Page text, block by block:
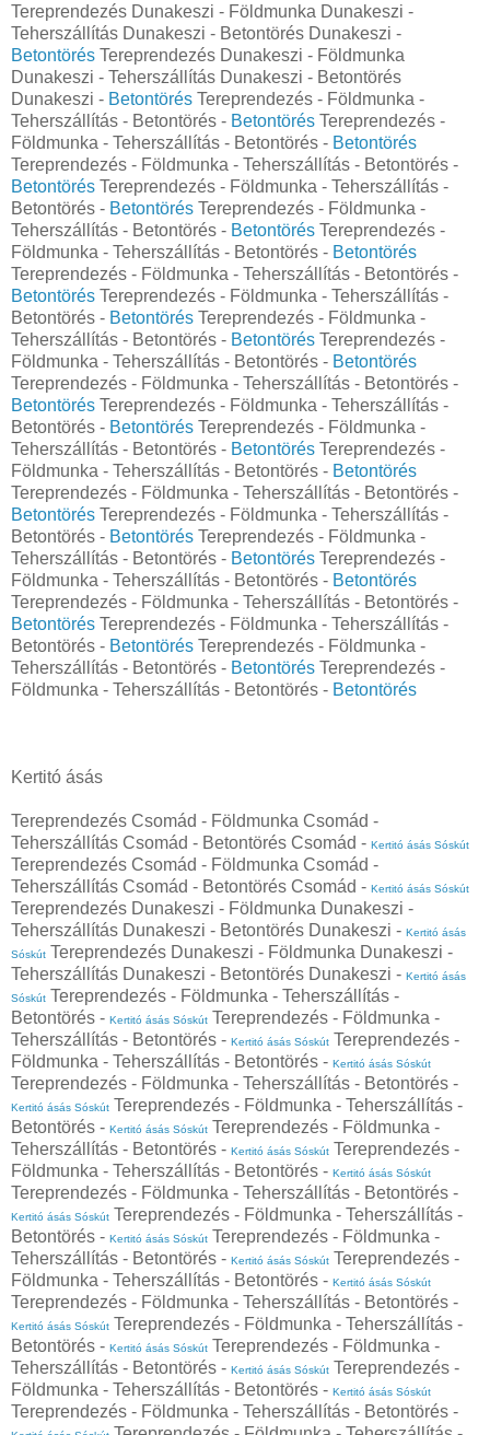
Tereprendezés Dunakeszi - Földmunka Dunakeszi -
Teherszállítás Dunakeszi - Betontörés Dunakeszi -
Betontörés Tereprendezés Dunakeszi - Földmunka
Dunakeszi - Teherszállítás Dunakeszi - Betontörés
Dunakeszi - Betontörés Tereprendezés - Földmunka -
Teherszállítás - Betontörés - Betontörés Tereprendezés -
Földmunka - Teherszállítás - Betontörés - Betontörés
Tereprendezés - Földmunka - Teherszállítás - Betontörés -
Betontörés Tereprendezés - Földmunka - Teherszállítás -
Betontörés - Betontörés Tereprendezés - Földmunka -
Teherszállítás - Betontörés - Betontörés Tereprendezés -
Földmunka - Teherszállítás - Betontörés - Betontörés
Tereprendezés - Földmunka - Teherszállítás - Betontörés -
Betontörés Tereprendezés - Földmunka - Teherszállítás -
Betontörés - Betontörés Tereprendezés - Földmunka -
Teherszállítás - Betontörés - Betontörés Tereprendezés -
Földmunka - Teherszállítás - Betontörés - Betontörés
Tereprendezés - Földmunka - Teherszállítás - Betontörés -
Betontörés Tereprendezés - Földmunka - Teherszállítás -
Betontörés - Betontörés Tereprendezés - Földmunka -
Teherszállítás - Betontörés - Betontörés Tereprendezés -
Földmunka - Teherszállítás - Betontörés - Betontörés
Tereprendezés - Földmunka - Teherszállítás - Betontörés -
Betontörés Tereprendezés - Földmunka - Teherszállítás -
Betontörés - Betontörés Tereprendezés - Földmunka -
Teherszállítás - Betontörés - Betontörés Tereprendezés -
Földmunka - Teherszállítás - Betontörés - Betontörés
Tereprendezés - Földmunka - Teherszállítás - Betontörés -
Betontörés Tereprendezés - Földmunka - Teherszállítás -
Betontörés - Betontörés Tereprendezés - Földmunka -
Teherszállítás - Betontörés - Betontörés Tereprendezés -
Földmunka - Teherszállítás - Betontörés - Betontörés
Kertitó ásás
Tereprendezés Csomád - Földmunka Csomád -
Teherszállítás Csomád - Betontörés Csomád - Kertitó ásás Sóskút
Tereprendezés Csomád - Földmunka Csomád -
Teherszállítás Csomád - Betontörés Csomád - Kertitó ásás Sóskút
Tereprendezés Dunakeszi - Földmunka Dunakeszi -
Teherszállítás Dunakeszi - Betontörés Dunakeszi - Kertitó ásás
Sóskút Tereprendezés Dunakeszi - Földmunka Dunakeszi -
Teherszállítás Dunakeszi - Betontörés Dunakeszi - Kertitó ásás
Sóskút Tereprendezés - Földmunka - Teherszállítás -
Betontörés - Kertitó ásás Sóskút Tereprendezés - Földmunka -
Teherszállítás - Betontörés - Kertitó ásás Sóskút Tereprendezés -
Földmunka - Teherszállítás - Betontörés - Kertitó ásás Sóskút
Tereprendezés - Földmunka - Teherszállítás - Betontörés -
Kertitó ásás Sóskút Tereprendezés - Földmunka - Teherszállítás -
Betontörés - Kertitó ásás Sóskút Tereprendezés - Földmunka -
Teherszállítás - Betontörés - Kertitó ásás Sóskút Tereprendezés -
Földmunka - Teherszállítás - Betontörés - Kertitó ásás Sóskút
Tereprendezés - Földmunka - Teherszállítás - Betontörés -
Kertitó ásás Sóskút Tereprendezés - Földmunka - Teherszállítás -
Betontörés - Kertitó ásás Sóskút Tereprendezés - Földmunka -
Teherszállítás - Betontörés - Kertitó ásás Sóskút Tereprendezés -
Földmunka - Teherszállítás - Betontörés - Kertitó ásás Sóskút
Tereprendezés - Földmunka - Teherszállítás - Betontörés -
Kertitó ásás Sóskút Tereprendezés - Földmunka - Teherszállítás -
Betontörés - Kertitó ásás Sóskút Tereprendezés - Földmunka -
Teherszállítás - Betontörés - Kertitó ásás Sóskút Tereprendezés -
Földmunka - Teherszállítás - Betontörés - Kertitó ásás Sóskút
Tereprendezés - Földmunka - Teherszállítás - Betontörés -